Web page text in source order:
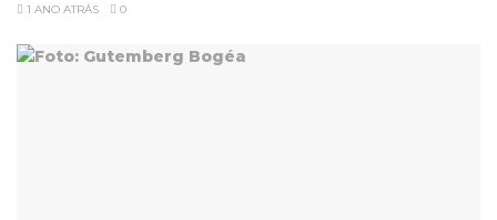
1 ANO ATRÁS 0